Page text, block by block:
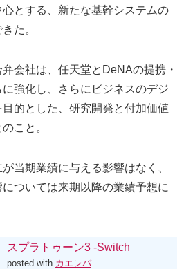
とする、新たな基幹システムの
た。
会社は、任天堂とDeNAの提携・
強化し、さらにビジネスのデジ
的とした、研究開発と付加価値
こと。
当期業績に与える影響はなく、
ついては来期以降の業績予想に
スプラトゥーン3 -Switch
posted with カエレバ